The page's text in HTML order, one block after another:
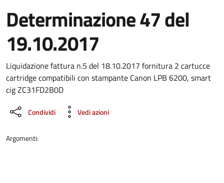
Determinazione 47 del
19.10.2017
Dettaglio del documento
Liquidazione fattura n.5 del 18.10.2017 fornitura 2 cartucce
cartridge compatibili con stampante Canon LPB 6200, smart
cig ZC31FD2B0D
Condividi Vedi azioni
Argomenti: